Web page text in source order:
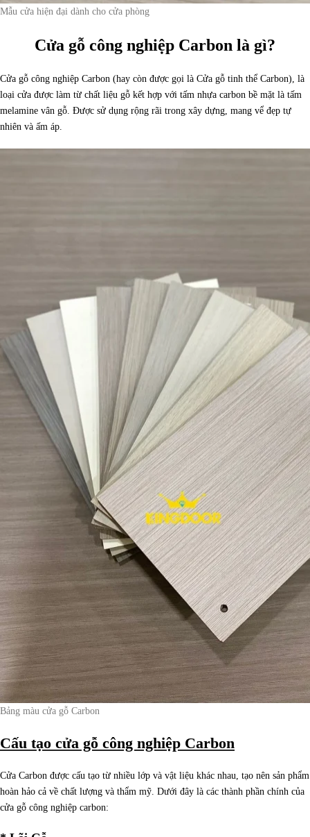
Mẫu cửa hiện đại dành cho cửa phòng
Cửa gỗ công nghiệp Carbon là gì?
Cửa gỗ công nghiệp Carbon (hay còn được gọi là Cửa gỗ tinh thể Carbon), là
loại cửa được làm từ chất liệu gỗ kết hợp với tấm nhựa carbon bề mặt là tấm
melamine vân gỗ. Được sử dụng rộng rãi trong xây dựng, mang vể đẹp tự
nhiên và ấm áp.
Bảng màu cửa gỗ Carbon
Cấu tạo cửa gỗ công nghiệp Carbon
Cửa Carbon được cấu tạo từ nhiều lớp và vật liệu khác nhau, tạo nên sản phẩm
hoàn hảo cả về chất lượng và thẩm mỹ. Dưới đây là các thành phần chính của
cửa gỗ công nghiệp carbon: